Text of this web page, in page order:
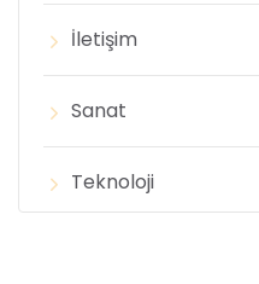
İletişim
Sanat
Teknoloji